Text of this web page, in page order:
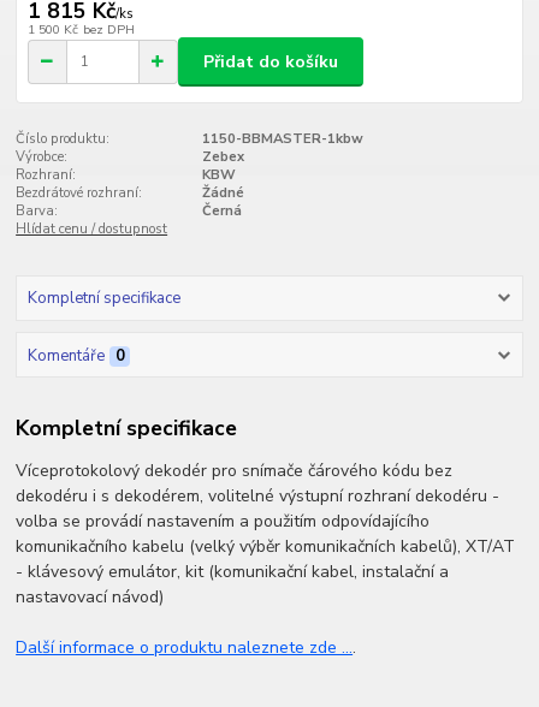
1 815 Kč/ks
1 500 Kč bez DPH
Přidat do košíku
Číslo produktu:
1150-BBMASTER-1kbw
Výrobce:
Zebex
Rozhraní:
KBW
Bezdrátové rozhraní:
Žádné
Barva:
Černá
Hlídat cenu / dostupnost
Kompletní specifikace
Komentáře 0
Kompletní specifikace
Víceprotokolový dekodér pro snímače čárového kódu bez
dekodéru i s dekodérem, volitelné výstupní rozhraní dekodéru -
volba se provádí nastavením a použitím odpovídajícího
komunikačního kabelu (velký výběr komunikačních kabelů), XT/AT
- klávesový emulátor, kit (komunikační kabel, instalační a
nastavovací návod)
Další informace o produktu naleznete zde ....